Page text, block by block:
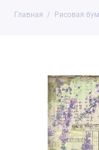
Главная Рисовая